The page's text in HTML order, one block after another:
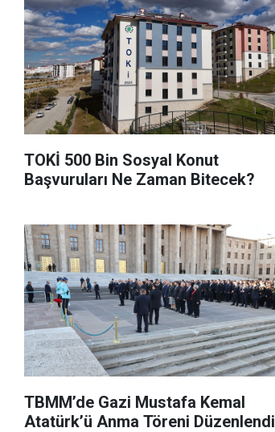
TOKİ 500 Bin Sosyal Konut
Başvuruları Ne Zaman Bitecek?
TBMM’de Gazi Mustafa Kemal
Atatürk’ü Anma Töreni Düzenlendi